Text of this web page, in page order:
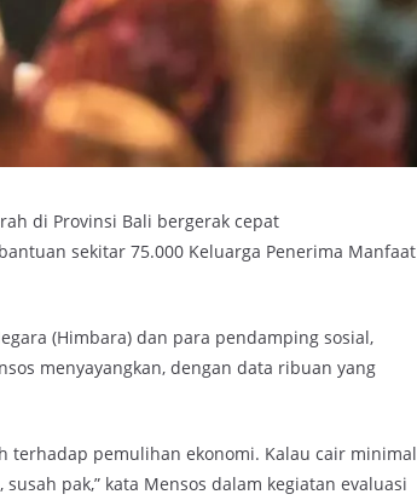
di Provinsi Bali bergerak cepat
sekitar 75.000 Keluarga Penerima Manfaat
(Himbara) dan para pendamping sosial,
menyayangkan, dengan data ribuan yang
terhadap pemulihan ekonomi. Kalau cair minimal
pak,” kata Mensos dalam kegiatan evaluasi